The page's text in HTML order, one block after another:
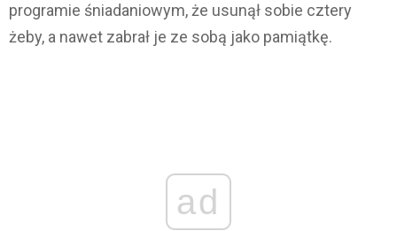
programie śniadaniowym, że usunął sobie cztery
żeby, a nawet zabrał je ze sobą jako pamiątkę.
ad